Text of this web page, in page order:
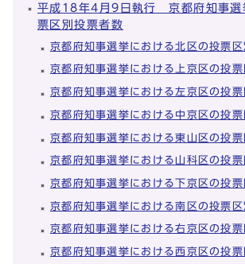
平成18年4月9日執行 京都府知事選
票区別投票者数
京都府知事選挙における北区の投票
京都府知事選挙における上京区の投
京都府知事選挙における左京区の投
京都府知事選挙における中京区の投
京都府知事選挙における東山区の投
京都府知事選挙における山科区の投
京都府知事選挙における下京区の投
京都府知事選挙における南区の投票
京都府知事選挙における右京区の投
京都府知事選挙における西京区の投